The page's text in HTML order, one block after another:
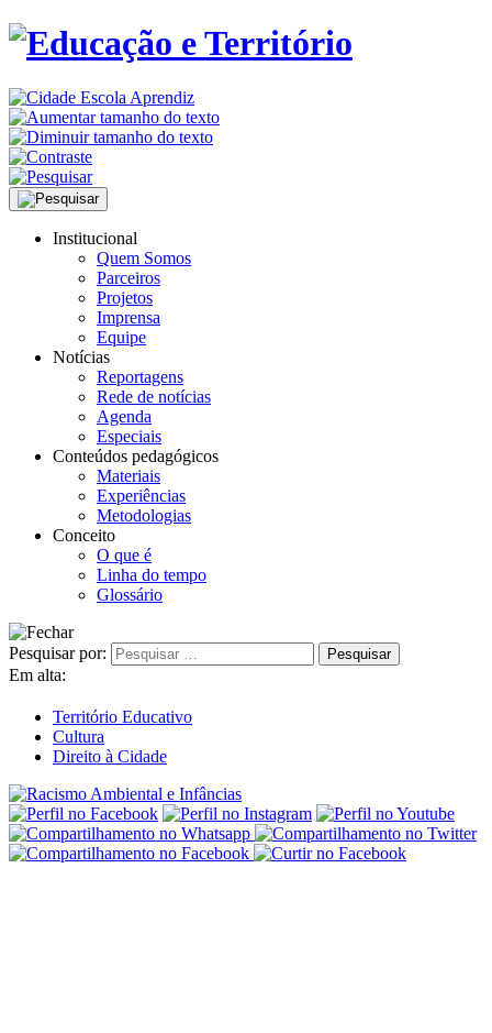
Institucional
Quem Somos
Parceiros
Projetos
Imprensa
Equipe
Notícias
Reportagens
Rede de notícias
Agenda
Especiais
Conteúdos pedagógicos
Materiais
Experiências
Metodologias
Conceito
O que é
Linha do tempo
Glossário
Pesquisar por:
Em alta:
Território Educativo
Cultura
Direito à Cidade